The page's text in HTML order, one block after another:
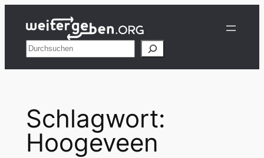
Inhalt
springenSuchen
Schlagwort:
Hoogeveen